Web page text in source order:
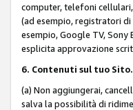
computer, telefoni
(ad esempio, registratori
esempio, Google TV,
esplicita approvazione
6. Contenuti sul tuo Sito.
(a) Non aggiungerai,
salva la possibilità di